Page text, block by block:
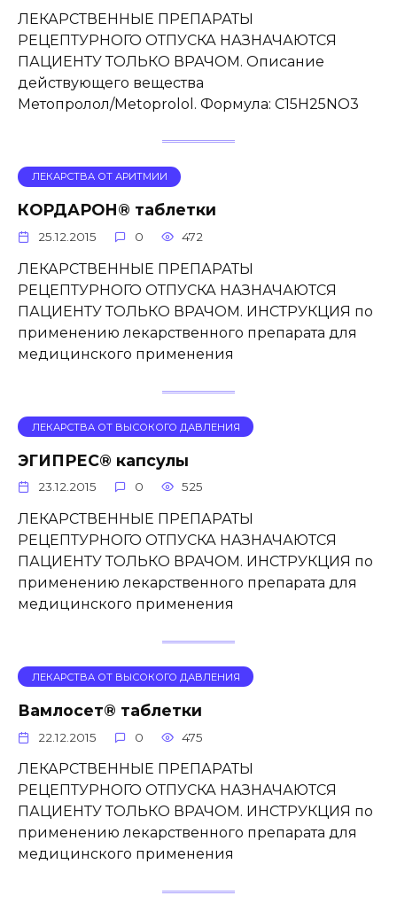
ЛЕКАРСТВЕННЫЕ ПРЕПАРАТЫ
РЕЦЕПТУРНОГО ОТПУСКА НАЗНАЧАЮТСЯ
ПАЦИЕНТУ ТОЛЬКО ВРАЧОМ. Описание
действующего вещества
Метопролол/Metoprolol. Формула: C15H25NO3
ЛЕКАРСТВА ОТ АРИТМИИ
КОРДАРОН® таблетки
25.12.2015 0 472
ЛЕКАРСТВЕННЫЕ ПРЕПАРАТЫ
РЕЦЕПТУРНОГО ОТПУСКА НАЗНАЧАЮТСЯ
ПАЦИЕНТУ ТОЛЬКО ВРАЧОМ. ИНСТРУКЦИЯ по
применению лекарственного препарата для
медицинского применения
ЛЕКАРСТВА ОТ ВЫСОКОГО ДАВЛЕНИЯ
ЭГИПРЕС® капсулы
23.12.2015 0 525
ЛЕКАРСТВЕННЫЕ ПРЕПАРАТЫ
РЕЦЕПТУРНОГО ОТПУСКА НАЗНАЧАЮТСЯ
ПАЦИЕНТУ ТОЛЬКО ВРАЧОМ. ИНСТРУКЦИЯ по
применению лекарственного препарата для
медицинского применения
ЛЕКАРСТВА ОТ ВЫСОКОГО ДАВЛЕНИЯ
Вамлосет® таблетки
22.12.2015 0 475
ЛЕКАРСТВЕННЫЕ ПРЕПАРАТЫ
РЕЦЕПТУРНОГО ОТПУСКА НАЗНАЧАЮТСЯ
ПАЦИЕНТУ ТОЛЬКО ВРАЧОМ. ИНСТРУКЦИЯ по
применению лекарственного препарата для
медицинского применения